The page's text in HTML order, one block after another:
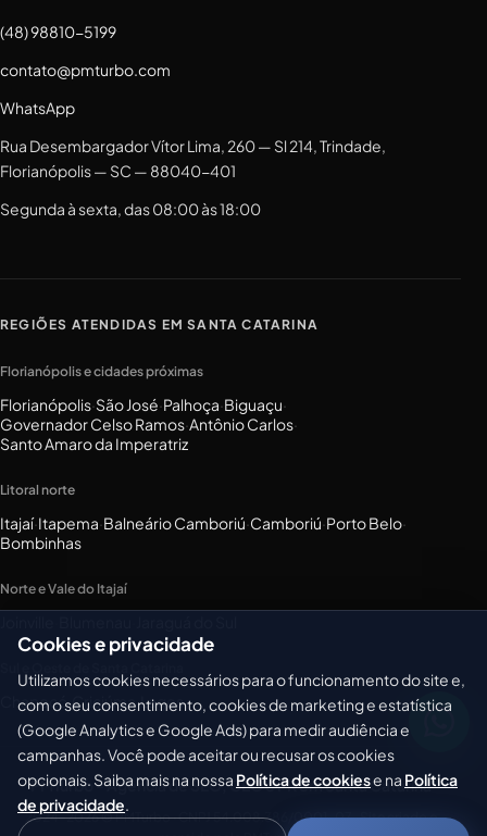
(48) 98810-5199
contato@pmturbo.com
WhatsApp
Rua Desembargador Vítor Lima, 260 — Sl 214, Trindade,
Florianópolis — SC — 88040-401
Segunda à sexta, das 08:00 às 18:00
REGIÕES ATENDIDAS EM SANTA CATARINA
Florianópolis e cidades próximas
Florianópolis·São José·Palhoça·Biguaçu·
Governador Celso Ramos·Antônio Carlos·
Santo Amaro da Imperatriz
Litoral norte
Itajaí·Itapema·Balneário Camboriú·Camboriú·Porto Belo·
Bombinhas
Norte e Vale do Itajaí
Chapecó·Criciúma·Lages
PMTurbo - Agência de SEO, GEO e PR em Santa Catarina
2024–2026 © PMTurbo · CNPJ 54.008.386/0001-07 · Site criado e
Cookies e privacidade
Utilizamos cookies necessários para o funcionamento do site e,
com o seu consentimento, cookies de marketing e estatística
(Google Analytics e Google Ads) para medir audiência e
campanhas. Você pode aceitar ou recusar os cookies
opcionais. Saiba mais na nossa Política de cookiese na Política
de privacidade.